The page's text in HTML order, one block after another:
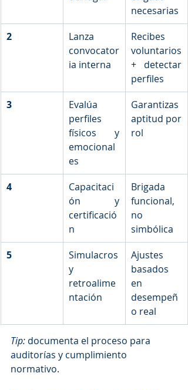
necesarias
2
Lanza
convocator
ia interna
Recibes
voluntarios
+ detectar
perfiles
3
Evalúa
perfiles
físicos y
emocional
es
Garantizas
aptitud por
rol
4
Capacitaci
ón y
certificació
n
Brigada
funcional,
no
simbólica
5
Simulacros
y
retroalime
ntación
Ajustes
basados
en
desempeñ
o real
Tip: documenta el proceso para
auditorías y cumplimiento
normativo.